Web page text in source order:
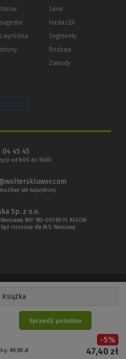
Książka
49,90 zł
-5%
47,40 zł
Sprawdź podobne
(Nowe
(Link
innej
wyróżnia
Serie
Hasła LEX
Segmenty
Rodzaje
Zawody
cookie
04 45 45
od 8:00 do 16:00
jak najszybciej.
Sp. z o.o.
NIP: 583-001-89-31, REGON:
Sąd rejonowy dla M.S. Warszawy
Polska Sp. z o.o.